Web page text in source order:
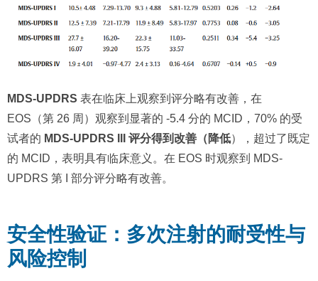
MDS-UPDRS 表在临床上观察到评分略有改善，在
EOS（第 26 周）观察到显著的 -5.4 分的 MCID，70% 的受
试者的 MDS-UPDRS III 评分得到改善（降低），超过了既定
的 MCID，表明具有临床意义。在 EOS 时观察到 MDS-
UPDRS 第 I 部分评分略有改善。
安全性验证：多次注射的耐受性与
风险控制